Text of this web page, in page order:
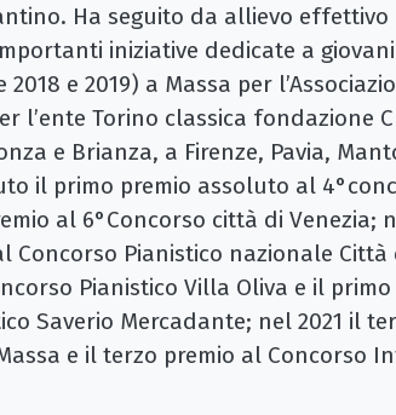
Ha seguito da allievo effettivo
iniziative dedicate a
e 2019) a Massa per
l’ente Torino classica fondazione
e Brianza, a Firenze, Pavia,
il primo premio assoluto al
al 6°Concorso città di Venezia;
Concorso Pianistico nazionale Città
Pianistico Villa Oliva e il
Saverio Mercadante; nel 2021 il
e il terzo premio al Concorso